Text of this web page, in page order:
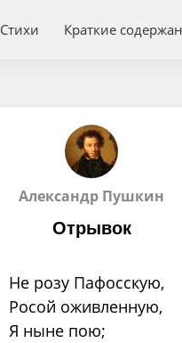
Стихи Краткие
Александр Пушкин
Отрывок
Не розу Пафосскую,
Росой оживленную,
Я ныне пою;